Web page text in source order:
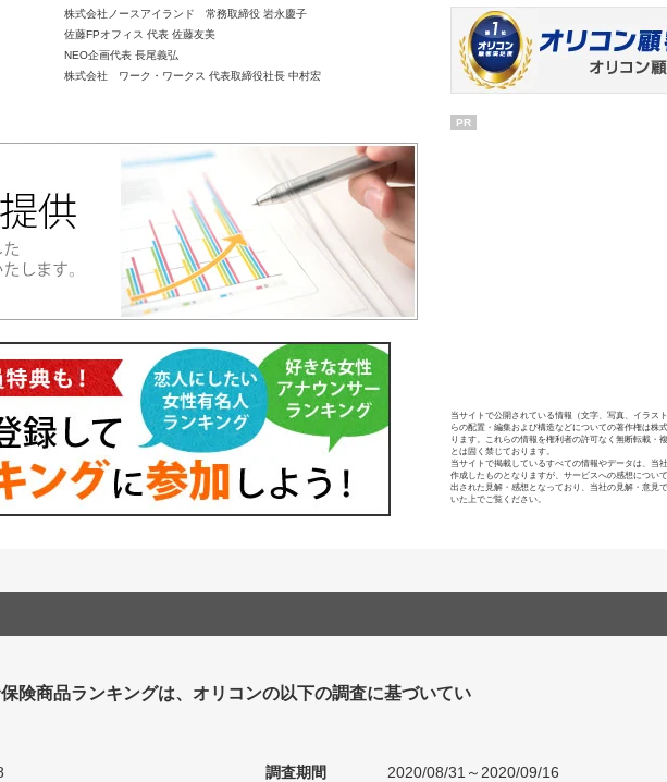
株式会社ノースアイランド 常務取締役 岩永慶子
佐藤FPオフィス 代表 佐藤友美
NEO企画代表 長尾義弘
株式会社 ワーク・ワークス 代表取締役社長 中村宏
PR
当サイトで公開されている情報（文字、写真、イラス
らの配置・編集および構造などについての著作権は株
ります。これらの情報を権利者の許可なく無断転載・
とは固く禁じております。
当サイトで掲載しているすべての情報やデータは、当
作成したものとなりますが、サービスへの感想につい
出された見解・感想となっており、当社の見解・意見
いた上でご覧ください。
険商品ランキングは、オリコンの以下の調査に基づいてい
調査期間
2020/08/31～2020/09/16